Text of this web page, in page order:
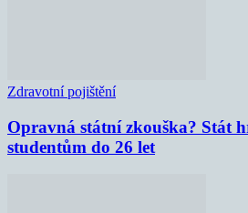
Zdravotní pojištění
Opravná státní zkouška? Stát
studentům do 26 let